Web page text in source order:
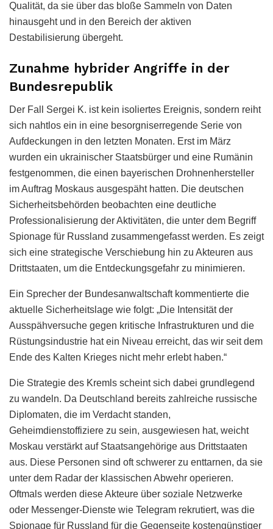
Qualität, da sie über das bloße Sammeln von Daten
hinausgeht und in den Bereich der aktiven
Destabilisierung übergeht.
Zunahme hybrider Angriffe in der
Bundesrepublik
Der Fall Sergei K. ist kein isoliertes Ereignis, sondern reiht
sich nahtlos ein in eine besorgniserregende Serie von
Aufdeckungen in den letzten Monaten. Erst im März
wurden ein ukrainischer Staatsbürger und eine Rumänin
festgenommen, die einen bayerischen Drohnenhersteller
im Auftrag Moskaus ausgespäht hatten. Die deutschen
Sicherheitsbehörden beobachten eine deutliche
Professionalisierung der Aktivitäten, die unter dem Begriff
Spionage für Russland zusammengefasst werden. Es zeigt
sich eine strategische Verschiebung hin zu Akteuren aus
Drittstaaten, um die Entdeckungsgefahr zu minimieren.
Ein Sprecher der Bundesanwaltschaft kommentierte die
aktuelle Sicherheitslage wie folgt: „Die Intensität der
Ausspähversuche gegen kritische Infrastrukturen und die
Rüstungsindustrie hat ein Niveau erreicht, das wir seit dem
Ende des Kalten Krieges nicht mehr erlebt haben.“
Die Strategie des Kremls scheint sich dabei grundlegend
zu wandeln. Da Deutschland bereits zahlreiche russische
Diplomaten, die im Verdacht standen,
Geheimdienstoffiziere zu sein, ausgewiesen hat, weicht
Moskau verstärkt auf Staatsangehörige aus Drittstaaten
aus. Diese Personen sind oft schwerer zu enttarnen, da sie
unter dem Radar der klassischen Abwehr operieren.
Oftmals werden diese Akteure über soziale Netzwerke
oder Messenger-Dienste wie Telegram rekrutiert, was die
Spionage für Russland für die Gegenseite kostengünstiger